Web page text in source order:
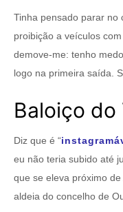
Tinha pensado parar no
proibição a veículos
demove-me: tenho
logo na primeira saída.
Baloiço do
Diz que é “
eu não teria subido até
que se eleva próximo
aldeia do concelho de